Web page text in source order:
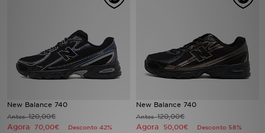
New Balance 740
Antes120,00€
Agora 70,00€ Desconto 42%
New Balance 740
Antes120,00€
Agora 50,00€ Desconto 58%
DESPORTO
FUTEBOL JD
VER MARCAS
LOCALIZADOR DE LOJAS